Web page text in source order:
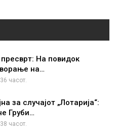
На повидок
на…
часот.
за случајот „Лотарија“:
Груби…
часот.